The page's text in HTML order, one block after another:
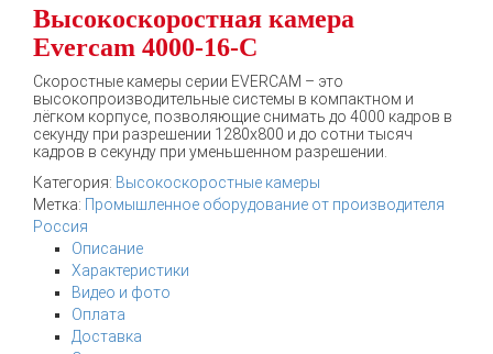
Высокоскоростная камера
Evercam 4000-16-С
Скоростные камеры серии EVERCAM – это
высокопроизводительные системы в компактном и
лёгком корпусе, позволяющие снимать до 4000 кадров в
секунду при разрешении 1280х800 и до сотни тысяч
кадров в секунду при уменьшенном разрешении.
Категория: Высокоскоростные камеры
Метка: Промышленное оборудование от производителя
Россия
Описание
Характеристики
Видео и фото
Оплата
Доставка